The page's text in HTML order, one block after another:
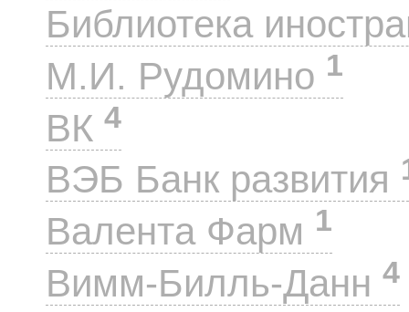
Библиотека
М.И. Рудомино 1
ВК 4
ВЭБ Банк развития
Валента Фарм 1
Вимм-Билль-Данн 4